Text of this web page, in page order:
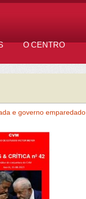
O CENTRO
e governo emparedado